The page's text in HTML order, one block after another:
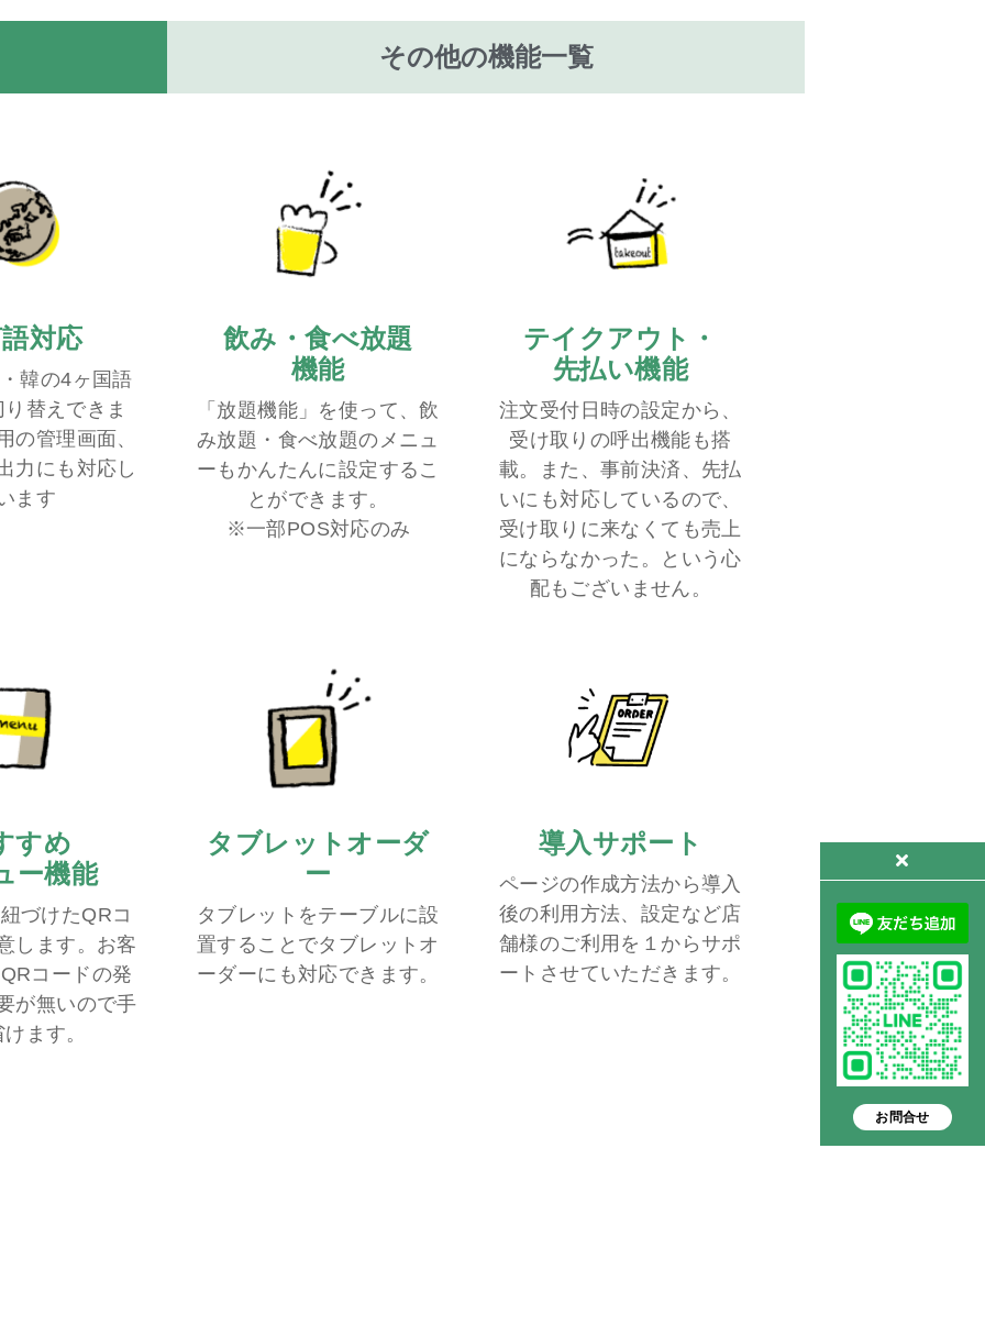
その他の機能一覧
対応
韓の4ヶ国語
替えできま
の管理画面、
力にも対応し
ます
飲み・食べ放題
機能
「放題機能」を使って、飲
み放題・食べ放題のメニュ
ーもかんたんに設定するこ
とができます。
※一部POS対応のみ
テイクアウト・
先払い機能
注文受付日時の設定から、
受け取りの呼出機能も搭
載。また、事前決済、先払
いにも対応しているので、
受け取りに来なくても売上
にならなかった。という心
配もございません。
すめ
ー機能
づけたQRコ
します。お客
コードの発
が無いので手
ます。
タブレットオーダ
ー
タブレットをテーブルに設
置することでタブレットオ
ーダーにも対応できます。
導入サポート
ページの作成方法から導入
後の利用方法、設定など店
舗様のご利用を１からサポ
ートさせていただきます。
お問合せ